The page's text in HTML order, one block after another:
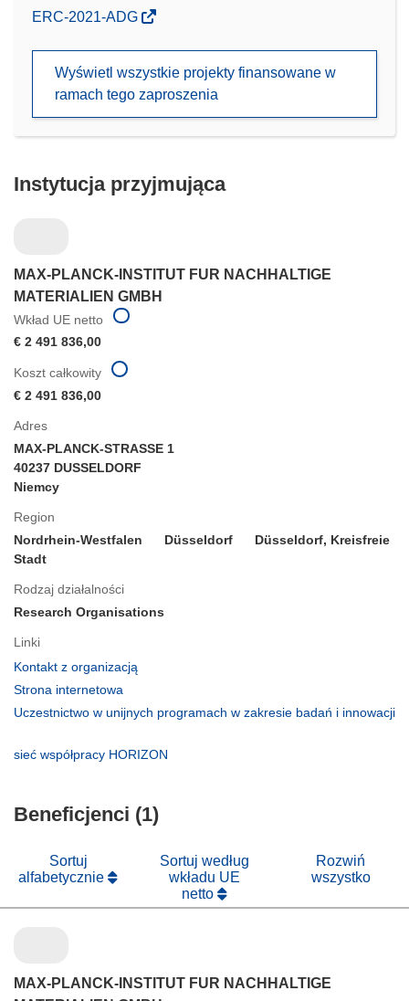
(odnośnik
nowym
ERC-2021-ADG
Wyświetl wszystkie projekty finansowane w
ramach tego zaproszenia
Instytucja przyjmująca
MAX-PLANCK-INSTITUT FUR NACHHALTIGE
MATERIALIEN GMBH
Wkład UE netto
€ 2 491 836,00
Adres
MAX-PLANCK-STRASSE 1
40237 DUSSELDORF
Niemcy
Region
Nordrhein-Westfalen
Düsseldorf
Düsseldorf, Kreisfreie
Stadt
Rodzaj działalności
Research Organisations
Linki
Kontakt z organizacją
oknie)
Strona internetowa
otworzy
Uczestnictwo w unijnych programach w zakresie badań i innowacji
otworzy
nowym
sieć współpracy HORIZON
Koszt całkowity
€ 2 491 836,00
Beneficjenci (1)
Sortuj
alfabetycznie
Sortuj według
wkładu UE
netto
Rozwiń
wszystko
MAX-PLANCK-INSTITUT FUR NACHHALTIGE